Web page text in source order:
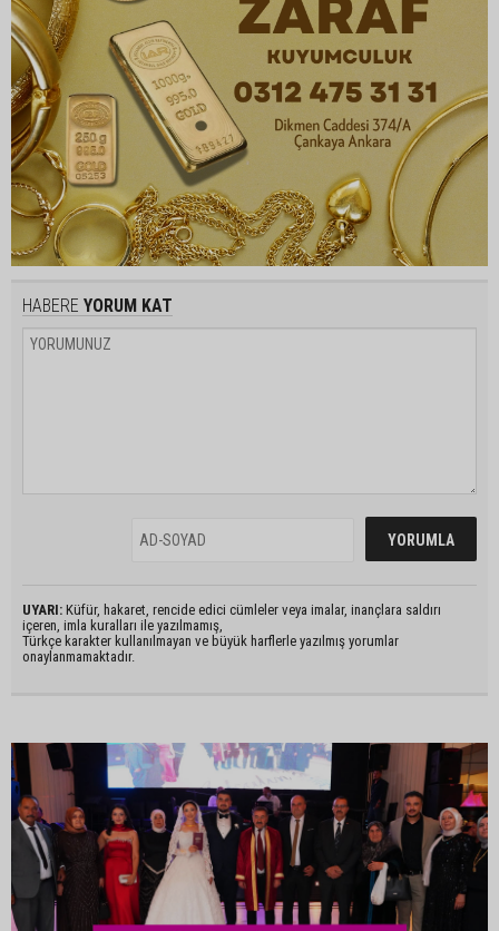
HABERE YORUM KAT
UYARI: Küfür, hakaret, rencide edici cümleler veya imalar, inançlara saldırı
içeren, imla kuralları ile yazılmamış,
Türkçe karakter kullanılmayan ve büyük harflerle yazılmış yorumlar
onaylanmamaktadır.